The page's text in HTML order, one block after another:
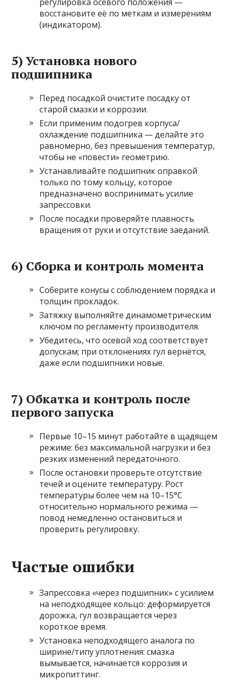
восстановите её по меткам и измерениям
(индикатором).
5) Установка нового
подшипника
Перед посадкой очистите посадку от
старой смазки и коррозии.
Если применим подогрев корпуса/
охлаждение подшипника — делайте это
равномерно, без превышения температур,
чтобы не «повести» геометрию.
Устанавливайте подшипник оправкой
только по тому кольцу, которое
предназначено воспринимать усилие
запрессовки.
После посадки проверяйте плавность
вращения от руки и отсутствие заеданий.
6) Сборка и контроль момента
Соберите конусы с соблюдением порядка и
толщин прокладок.
Затяжку выполняйте динамометрическим
ключом по регламенту производителя.
Убедитесь, что осевой ход соответствует
допускам; при отклонениях гул вернётся,
даже если подшипники новые.
7) Обкатка и контроль после
первого запуска
Первые 10–15 минут работайте в щадящем
режиме: без максимальной нагрузки и без
резких изменений передаточного.
После остановки проверьте отсутствие
течей и оцените температуру. Рост
температуры более чем на 10–15°C
относительно нормального режима —
повод немедленно остановиться и
проверить регулировку.
Частые ошибки
Запрессовка «через подшипник» с усилием
на неподходящее кольцо: деформируется
дорожка, гул возвращается через
короткое время.
Установка неподходящего аналога по
ширине/типу уплотнения: смазка
вымывается, начинается коррозия и
микропиттинг.